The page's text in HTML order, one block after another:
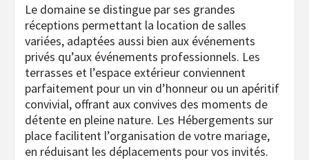
Le domaine se distingue par ses grandes
réceptions permettant la location de salles
variées, adaptées aussi bien aux événements
privés qu’aux événements professionnels. Les
terrasses et l’espace extérieur conviennent
parfaitement pour un vin d’honneur ou un apéritif
convivial, offrant aux convives des moments de
détente en pleine nature. Les Hébergements sur
place facilitent l’organisation de votre mariage,
en réduisant les déplacements pour vos invités.